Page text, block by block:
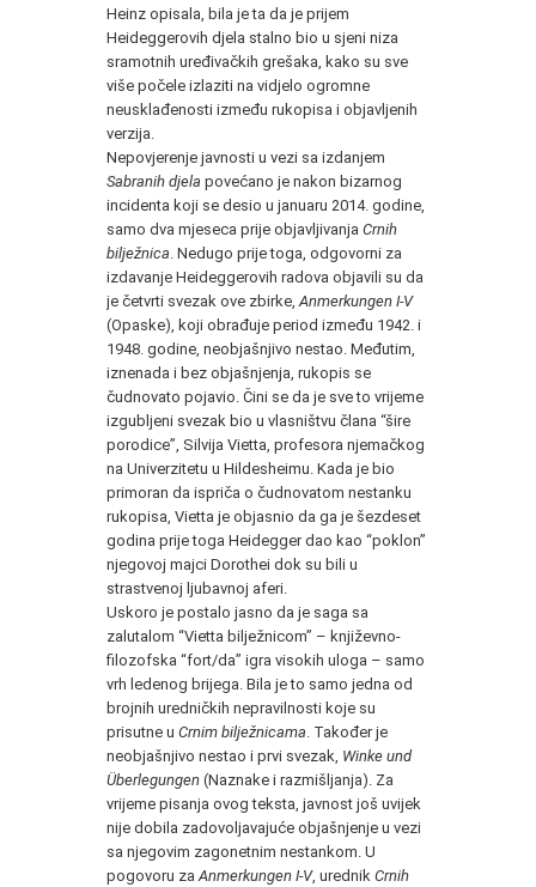
Heinz opisala, bila je ta da je prijem
Heideggerovih djela stalno bio u sjeni niza
sramotnih uređivačkih grešaka, kako su sve
više počele izlaziti na vidjelo ogromne
neusklađenosti između rukopisa i objavljenih
verzija.
Nepovjerenje javnosti u vezi sa izdanjem
Sabranih djela povećano je nakon bizarnog
incidenta koji se desio u januaru 2014. godine,
samo dva mjeseca prije objavljivanja Crnih
bilježnica . Nedugo prije toga, odgovorni za
izdavanje Heideggerovih radova objavili su da
je četvrti svezak ove zbirke, Anmerkungen I-V
(Opaske), koji obrađuje period između 1942. i
1948. godine, neobjašnjivo nestao. Međutim,
iznenada i bez objašnjenja, rukopis se
čudnovato pojavio. Čini se da je sve to vrijeme
izgubljeni svezak bio u vlasništvu člana “šire
porodice”, Silvija Vietta, profesora njemačkog
na Univerzitetu u Hildesheimu. Kada je bio
primoran da ispriča o čudnovatom nestanku
rukopisa, Vietta je objasnio da ga je šezdeset
godina prije toga Heidegger dao kao “poklon”
njegovoj majci Dorothei dok su bili u
strastvenoj ljubavnoj aferi.
Uskoro je postalo jasno da je saga sa
zalutalom “Vietta bilježnicom” – književno-
filozofska “fort/da” igra visokih uloga – samo
vrh ledenog brijega. Bila je to samo jedna od
brojnih uredničkih nepravilnosti koje su
prisutne u Crnim bilježnicama . Također je
neobjašnjivo nestao i prvi svezak, Winke und
Überlegungen (Naznake i razmišljanja). Za
vrijeme pisanja ovog teksta, javnost još uvijek
nije dobila zadovoljavajuće objašnjenje u vezi
sa njegovim zagonetnim nestankom. U
pogovoru za Anmerkungen I-V, urednik Crnih